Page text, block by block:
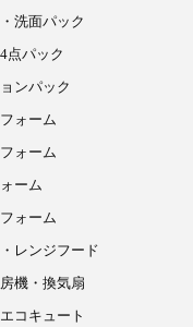
洗面パック
点パック
ンパック
ォーム
ォーム
ーム
ォーム
レンジフード
機・換気扇
コキュート